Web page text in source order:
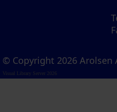
© Copyright 2026 Arolsen
Visual Library Server 2026